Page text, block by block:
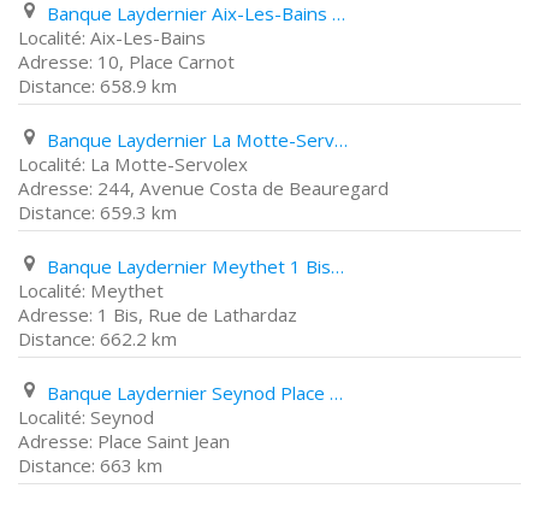
Banque Laydernier Aix-Les-Bains 10, Place Carnot
Aix-Les-Bains
10, Place Carnot
658.9 km
Banque Laydernier La Motte-Servolex 244, Avenue Costa de Beauregard
La Motte-Servolex
244, Avenue Costa de Beauregard
659.3 km
Banque Laydernier Meythet 1 Bis, Rue de Lathardaz
Meythet
1 Bis, Rue de Lathardaz
662.2 km
Banque Laydernier Seynod Place Saint Jean
Seynod
Place Saint Jean
663 km